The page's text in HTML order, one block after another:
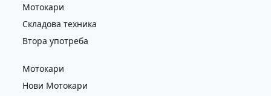
Мотокари
Складова техника
Втора употреба
Мотокари
Нови Мотокари